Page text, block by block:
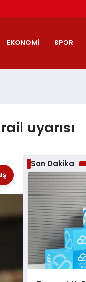
EKONOMI SPOR
uyarısı
Son Dakika